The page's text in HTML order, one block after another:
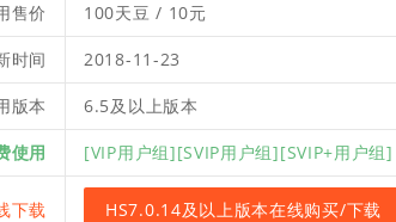
售价 100天豆 / 10元
时间 2018-11-23
版本 6.5及以上版本
使用 [VIP用户组][SVIP用户组][SVIP+用户组]
下载 HS7.0.14及以上版本在线购买/下载